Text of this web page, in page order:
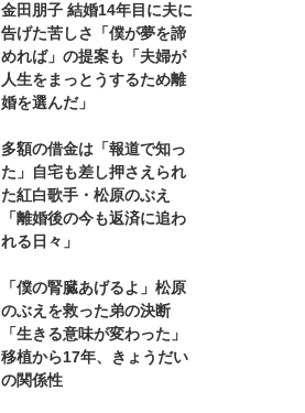
金田朋子 結婚14年目に夫に
告げた苦しさ「僕が夢を諦
めれば」の提案も「夫婦が
人生をまっとうするため離
婚を選んだ」
多額の借金は「報道で知っ
た」自宅も差し押さえられ
た紅白歌手・松原のぶえ
「離婚後の今も返済に追わ
れる日々」
「僕の腎臓あげるよ」松原
のぶえを救った弟の決断
「生きる意味が変わった」
移植から17年、きょうだい
の関係性